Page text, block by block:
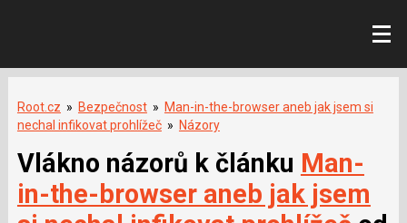
Root.cz » Bezpečnost » Man-in-the-browser aneb jak jsem si
nechal infikovat prohlížeč » Názory
Vlákno názorů k článku Man-
in-the-browser aneb jak jsem